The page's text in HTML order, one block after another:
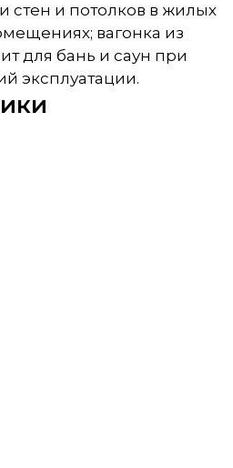
стен и потолков в жилых
вагонка из
для бань и саун при
эксплуатации.